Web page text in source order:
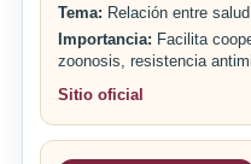
Tema: Relación entre
Importancia: Facilita
zoonosis, resistencia
Sitio oficial